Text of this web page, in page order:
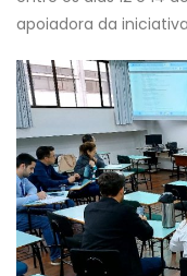
apoiadora da iniciativa